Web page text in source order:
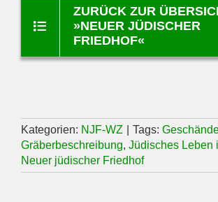
ZURÜCK ZUR
»NEUER JÜDISCHER
FRIEDHOF«
Kategorien: NJF-WZ Tags:
Gräberbeschreibung, Jüdisches Leben
Neuer jüdischer Friedhof